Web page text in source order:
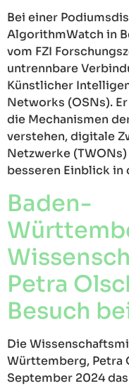
Bei einer
AlgorithmWatch in
vom FZI
untrennbare
Künstlicher
Networks (OSNs).
die Mechanismen
verstehen, digitale
Netzwerke
besseren Einblick
Baden-
Petra
Besuch
Die
Württemberg, Petra
September 2024